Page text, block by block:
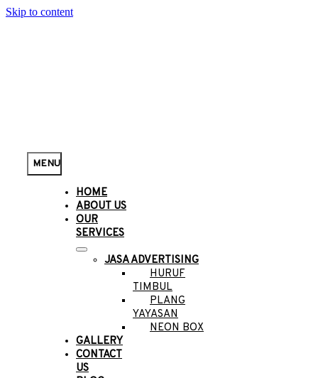
Skip to content
MENU
HOME
ABOUT US
OUR
SERVICES
JASA ADVERTISING
HURUF
TIMBUL
PLANG
YAYASAN
NEON BOX
GALLERY
CONTACT
US